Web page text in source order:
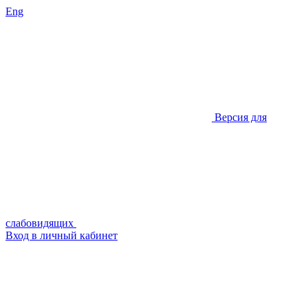
Eng
Версия для
слабовидящих
Вход в личный кабинет